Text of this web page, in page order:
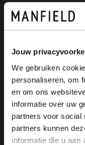
Jouw
We gebruiken
personaliseren, om
en om ons
informatie over uw
partners voor social
partners kunnen
informatie die u aan
Manfield
Closed
Manfield
(outlet)
View this
It looks like
you like to